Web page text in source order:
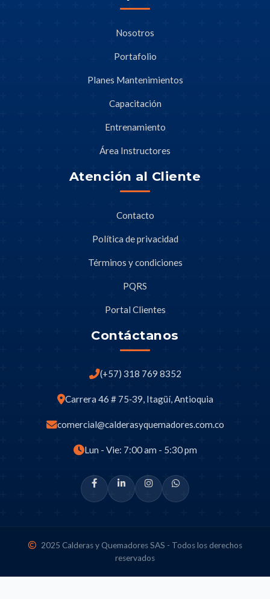
Nosotros
Portafolio
Planes Mantenimientos
Capacitación
Entrenamiento
Área Instructores
Atención al Cliente
Contacto
Política de privacidad
Términos y condiciones
PQRS
Portal Clientes
Contáctanos
(+57) 318 769 8352
Carrera 46 # 75‑39, Itagüí, Antioquia
comercial@calderasyquemadores.com.co
Lun - Vie: 7:00 am - 5:30 pm
2025 Calderas y Quemadores SAS - Todos los derechos
reservados